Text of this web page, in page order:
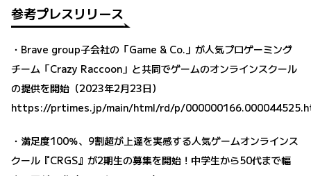
参考プレスリリース
・Brave group子会社の「Game & Co.」が人気プロゲーミング
チーム「Crazy Raccoon」​​と共同でゲームのオンラインスクール
の提供を開始（2023年2月23日）
https://prtimes.jp/main/html/rd/p/
・満足度100％、9割超が上達を実感する人気ゲームオンラインス
クール『CRGS』が2期生の募集を開始！中学生から50代まで幅